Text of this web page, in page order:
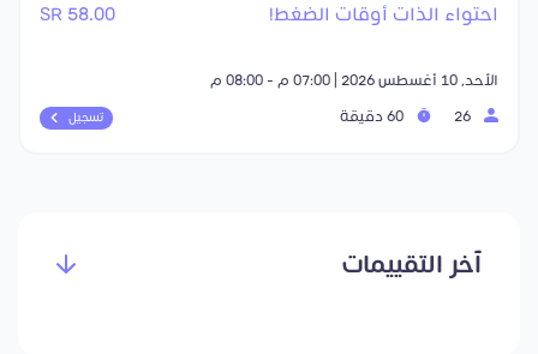
احتواء الذات أوقات الضغط! 58.00 SR
الأحد, 10 أغسطس 2026 | 07:00 م - 08:00 م
تسجيل
آخر التقييمات